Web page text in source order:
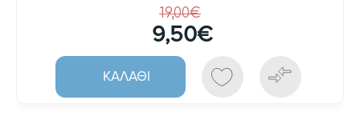
19,00€
9,50€
ΚΑΛΆΘΙ